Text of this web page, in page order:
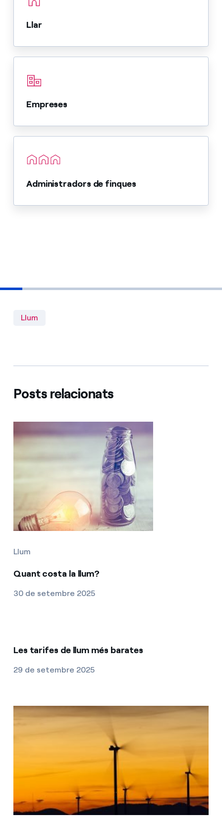
Llar
Empreses
Administradors de finques
Llum
Posts relacionats
Llum
Quant costa la llum?
30 de setembre 2025
Les tarifes de llum més barates
29 de setembre 2025